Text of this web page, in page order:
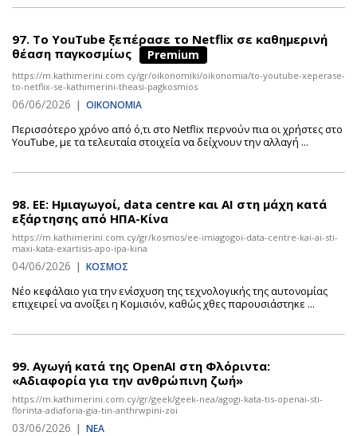
97. Το YouTube ξεπέρασε το Netflix σε καθημερινή
θέαση παγκοσμίως
Premium
https://m.kathimerini.com.cy/gr/oikonomiki/oikonomia/to-youtube-xeperase-
to-netflix-se-kathimerini-theasi-pagkosmios
06/06/2026 | ΟΙΚΟΝΟΜΙΑ
Περισσότερο χρόνο από ό,τι στο Netflix περνούν πια οι χρήστες στο
YouTube, με τα τελευταία στοιχεία να δείχνουν την αλλαγή ...
98. ΕΕ: Ημιαγωγοί, data centre και ΑΙ στη μάχη κατά
εξάρτησης από ΗΠΑ-Κίνα
https://m.kathimerini.com.cy/gr/kosmos/ee-imiagogoi-data-centre-kai-ai-sti-
maxi-kata-exartisis-apo-ipa-kina
04/06/2026 | ΚΟΣΜΟΣ
Νέο κεφάλαιο για την ενίσχυση της τεχνολογικής της αυτονομίας
επιχειρεί να ανοίξει η Κομισιόν, καθώς χθες παρουσιάστηκε ...
99. Αγωγή κατά της OpenAI στη Φλόριντα:
«Αδιαφορία για την ανθρώπινη ζωή»
https://m.kathimerini.com.cy/gr/geek/geek-nea/agogi-kata-tis-openai-sti-
florinta-adiaforia-gia-tin-anthrwpini-zoi
03/06/2026 | ΝΕΑ